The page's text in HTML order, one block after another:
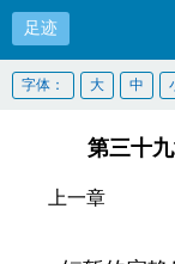
足迹
字体： 大 中
第三十
上一章